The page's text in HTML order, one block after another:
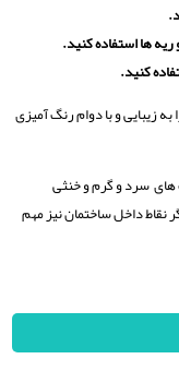
ها استفاده کنید.
کنید.
زیبایی و با دوام رنگ آمیزی
های سرد و گرم و خنثی
نقاط داخل ساختمان نیز مهم